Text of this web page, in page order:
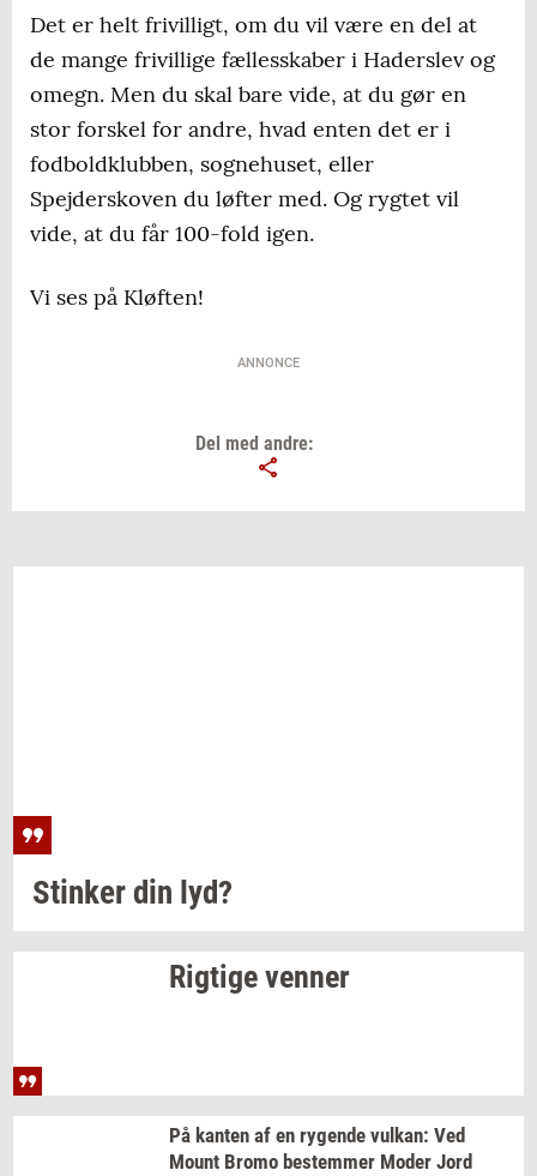
Det er helt frivilligt, om du vil være en del at
de mange frivillige fællesskaber i Haderslev og
omegn. Men du skal bare vide, at du gør en
stor forskel for andre, hvad enten det er i
fodboldklubben, sognehuset, eller
Spejderskoven du løfter med. Og rygtet vil
vide, at du får 100-fold igen.
Vi ses på Kløften!
ANNONCE
Del med andre:
Stin­kerdin lyd?
Rig­ti­ge ven­ner
På kan­ten af en ry­gen­de vulkan: Ved
Mount Bromo be­stem­mer Moder Jord